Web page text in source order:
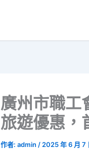
廣州市職工
旅遊優惠，
作者: admin / 2025 年 6 月 7